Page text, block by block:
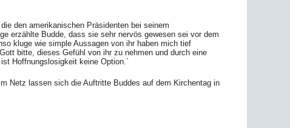
den amerikanischen Präsidenten bei seinem
erzählte Budde, dass sie sehr nervös gewesen sei vor dem
kluge wie simple Aussagen von ihr haben mich tief
bitte, dieses Gefühl von ihr zu nehmen und durch eine
Hoffnungslosigkeit keine Option.`
Netz lassen sich die Auftritte Buddes auf dem Kirchentag in